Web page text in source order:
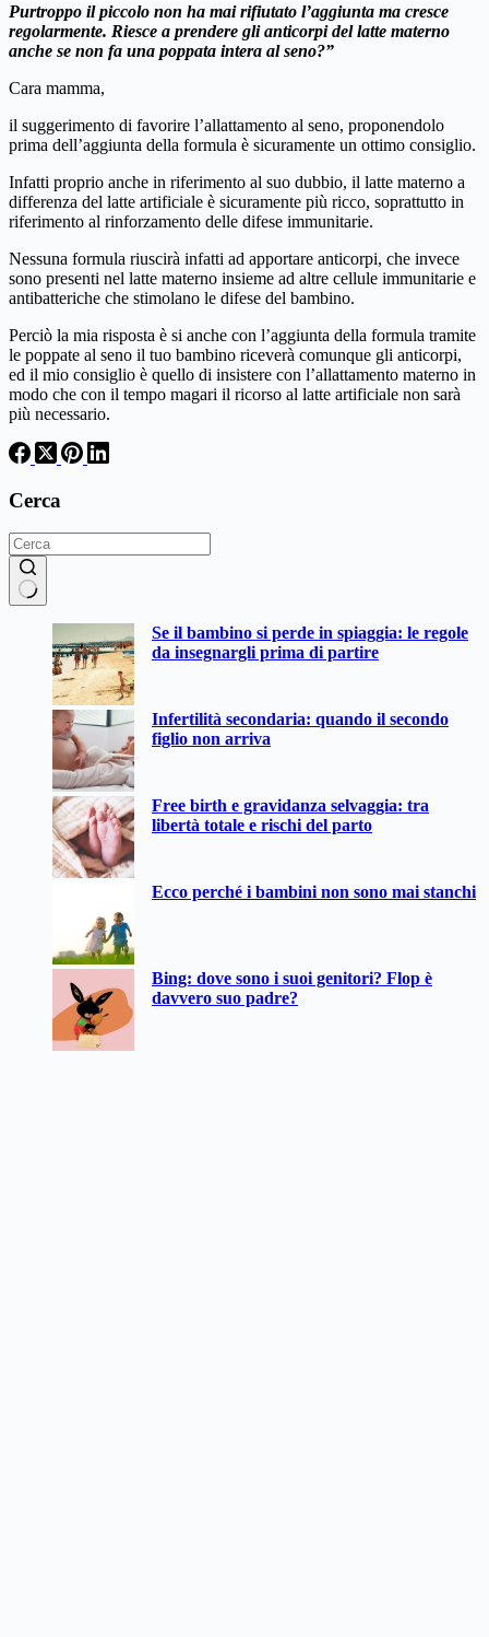
Purtroppo il piccolo non ha mai rifiutato l’aggiunta ma cresce
regolarmente. Riesce a prendere gli anticorpi del latte materno
anche se non fa una poppata intera al seno?”
Cara mamma,
il suggerimento di favorire l’allattamento al seno, proponendolo
prima dell’aggiunta della formula è sicuramente un ottimo consiglio.
Infatti proprio anche in riferimento al suo dubbio, il latte materno a
differenza del latte artificiale è sicuramente più ricco, soprattutto in
riferimento al rinforzamento delle difese immunitarie.
Nessuna formula riuscirà infatti ad apportare anticorpi, che invece
sono presenti nel latte materno insieme ad altre cellule immunitarie e
antibatteriche che stimolano le difese del bambino.
Perciò la mia risposta è si anche con l’aggiunta della formula tramite
le poppate al seno il tuo bambino riceverà comunque gli anticorpi,
ed il mio consiglio è quello di insistere con l’allattamento materno in
modo che con il tempo magari il ricorso al latte artificiale non sarà
più necessario.
Cerca
Se il bambino si perde in spiaggia: le regole
da insegnargli prima di partire
Infertilità secondaria: quando il secondo
figlio non arriva
Free birth e gravidanza selvaggia: tra
libertà totale e rischi del parto
Ecco perché i bambini non sono mai stanchi
Bing: dove sono i suoi genitori? Flop è
davvero suo padre?